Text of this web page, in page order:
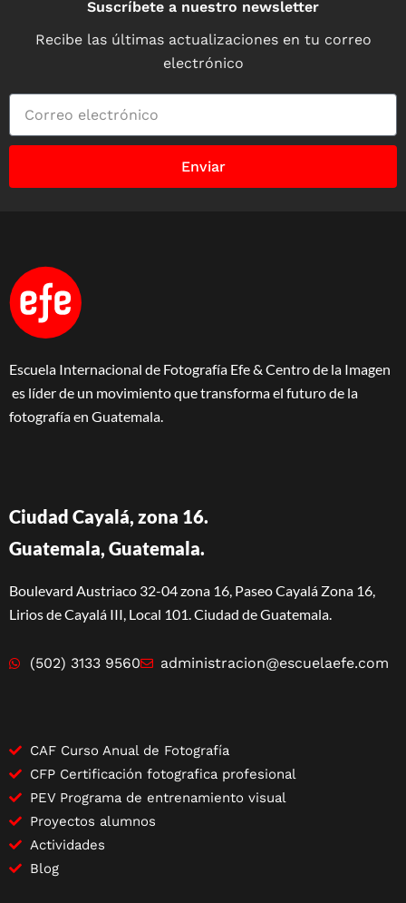
Suscríbete a nuestro newsletter
Recibe las últimas actualizaciones en tu correo
electrónico
Enviar
Escuela Internacional de Fotografía Efe & Centro de la Imagen
es líder de un movimiento que transforma el futuro de la
fotografía en Guatemala.
Ciudad Cayalá, zona 16.
Guatemala, Guatemala.
Boulevard Austriaco 32-04 zona 16, Paseo Cayalá Zona 16,
Lirios de Cayalá III, Local 101. Ciudad de Guatemala.
(502) 3133 9560 administracion@escuelaefe.com
CAF Curso Anual de Fotografía
CFP Certificación fotografica profesional
PEV Programa de entrenamiento visual
Proyectos alumnos
Actividades
Blog